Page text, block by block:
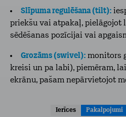
Slīpuma regulēšana (tilt):
priekšu vai atpakaļ, pielāgojot
sēdēšanas pozīcijai vai
Grozāms (swivel): monitors
kreisi un pa labi), piemēram,
ekrānu, pašam nepārvietojot
Ierīces Pakalpojumi